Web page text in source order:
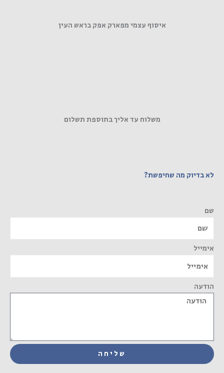
איסוף עצמי מפארק אפק בראש העין
משלוח עד אליך בתוספת תשלום
לא בדיוק מה שחיפשת?
שם
אימייל
הודעה
שליחה